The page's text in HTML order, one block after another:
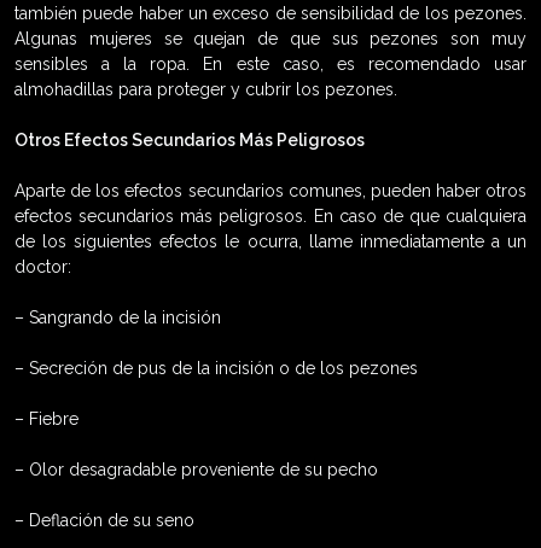
también puede haber un exceso de sensibilidad de los pezones.
Algunas mujeres se quejan de que sus pezones son muy
sensibles a la ropa. En este caso, es recomendado usar
almohadillas para proteger y cubrir los pezones.
Otros Efectos Secundarios Más Peligrosos
Aparte de los efectos secundarios comunes, pueden haber otros
efectos secundarios más peligrosos. En caso de que cualquiera
de los siguientes efectos le ocurra, llame inmediatamente a un
doctor:
– Sangrando de la incisión
– Secreción de pus de la incisión o de los pezones
– Fiebre
– Olor desagradable proveniente de su pecho
– Deflación de su seno